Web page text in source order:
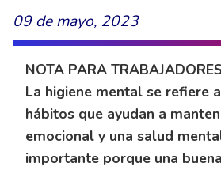
09 de mayo, 2023
NOTA PARA
La higiene mental se refiere
hábitos que ayudan a
emocional y una salud
importante porque una